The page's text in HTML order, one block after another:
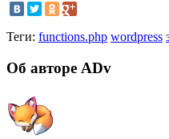
Теги: functions.php wordpress
Об авторе ADv